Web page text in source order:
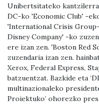
Unibertsitateko
DC-ko 'Economic Club' -
'International Crisis
Disney Company' -ko
ere izan zen. 'Boston Red
zuzendaria izan zen.
Xerox, Federal Express,
batzuentzat. Bazkide eta
multinazionaleko
Proiektuko’ ohorezko